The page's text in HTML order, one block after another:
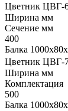
Цветник ЦВГ-
Ширина мм
Сечение мм
400
Балка
Цветник ЦВГ-
Ширина мм
Комплектация
500
Балка